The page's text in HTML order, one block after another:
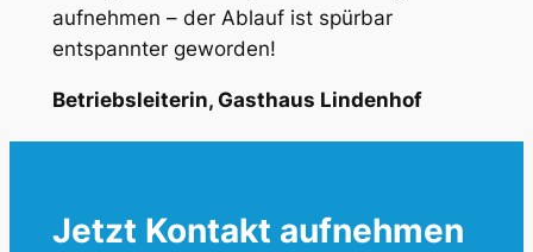
aufnehmen – der Ablauf ist spürbar
entspannter geworden!
Betriebsleiterin, Gasthaus Lindenhof
Jetzt Kontakt aufnehmen